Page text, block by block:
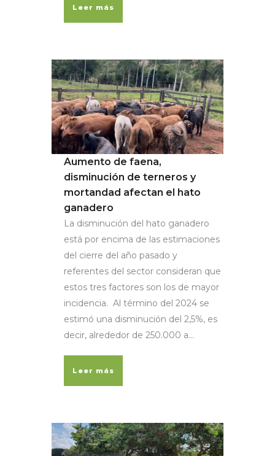
Leer más
Aumento de faena,
disminución de terneros y
mortandad afectan el hato
ganadero
La disminución del hato ganadero
está por encima de las estimaciones
del cierre del año pasado y
referentes del sector consideran que
estos tres factores son los de mayor
incidencia. Al término del 2024 se
estimó una disminución del 2,5%, es
decir, alrededor de 250.000 a...
Leer más